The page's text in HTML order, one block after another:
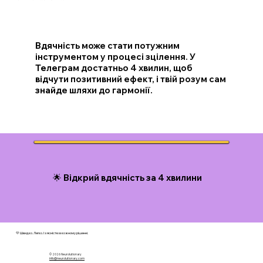
Вдячність може стати потужним
інструментом у процесі зцілення. У
Телеграм достатньо 4 хвилин, щоб
відчути позитивний ефект, і твій розум сам
знайде шляхи до гармонії.
🌟 Відкрий вдячність за 4 хвилини
💛 Швидко. Легко. І з ясністю в кожному рішенні.
© 2026 Neurolutionary
info@neurolutionary.com